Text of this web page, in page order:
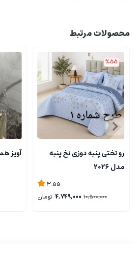
محصولات مرتبط
%55
رو تختی پنبه دوزی نخ پنبه
مدل ۲۰۲۶
3.55
10,500,000
4,749,000 تومان
آویز